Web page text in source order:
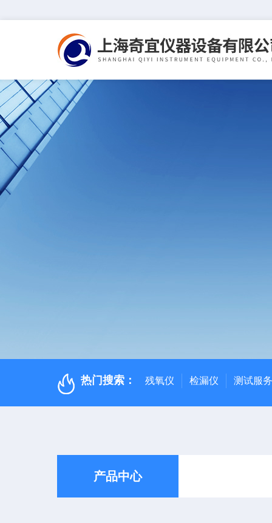
热门搜索： 残氧仪 检漏仪 测试服务
产品中心